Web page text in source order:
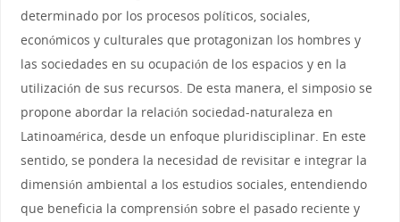
determinado por los procesos políticos, sociales,
económicos y culturales que protagonizan los hombres y
las sociedades en su ocupación de los espacios y en la
utilización de sus recursos. De esta manera, el simposio se
propone abordar la relación sociedad-naturaleza en
Latinoamérica, desde un enfoque pluridisciplinar. En este
sentido, se pondera la necesidad de revisitar e integrar la
dimensión ambiental a los estudios sociales, entendiendo
que beneficia la comprensión sobre el pasado reciente y